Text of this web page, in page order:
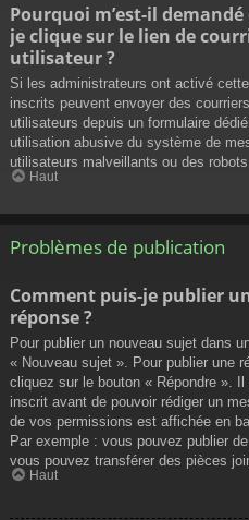
Pourquoi m’est-il
je clique sur le lien de
utilisateur ?
Si les administrateurs ont activé
inscrits peuvent envoyer des
utilisateurs depuis un formulaire
utilisation abusive du système de
utilisateurs malveillants ou des robots.
Haut
Problèmes de publication
Comment puis-je publier
réponse ?
Pour publier un nouveau sujet dans
« Nouveau sujet ». Pour publier une
cliquez sur le bouton « Répondre ».
inscrit avant de pouvoir rédiger un
de vos permissions est affichée en
Par exemple : vous pouvez publier
vous pouvez transférer des pièces
Haut